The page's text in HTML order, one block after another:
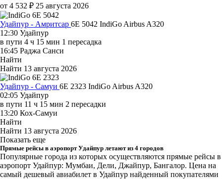
от 4 532 ₽ 25 августа 2026
Удайпур - Амритсар 6E 5042 IndiGo Airbus A320
12:30 Удайпур
в пути 4 ч 15 мин 1 пересадка
16:45 Раджа Санси
Найти
Найти 13 августа 2026
Удайпур - Самуи 6E 2323 IndiGo Airbus A320
02:05 Удайпур
в пути 11 ч 15 мин 2 пересадки
13:20 Кох-Самуи
Найти
Найти 13 августа 2026
Показать еще
Прямые рейсы в аэропорт Удайпур летают из 4 городов
Популярные города из которых осуществляются прямые рейсы в
аэропорт Удайпур: Мумбаи, Дели, Джайпур, Бангалор. Цена на
самый дешевый авиабилет в Удайпур найденный покупателями